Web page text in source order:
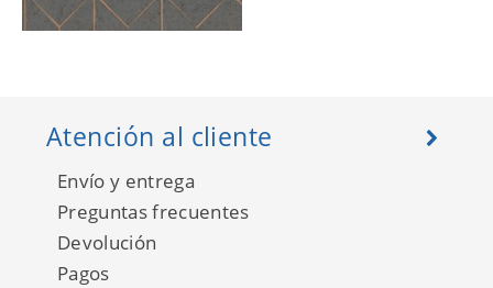
Atención al cliente
Envío y entrega
Preguntas frecuentes
Devolución
Pagos